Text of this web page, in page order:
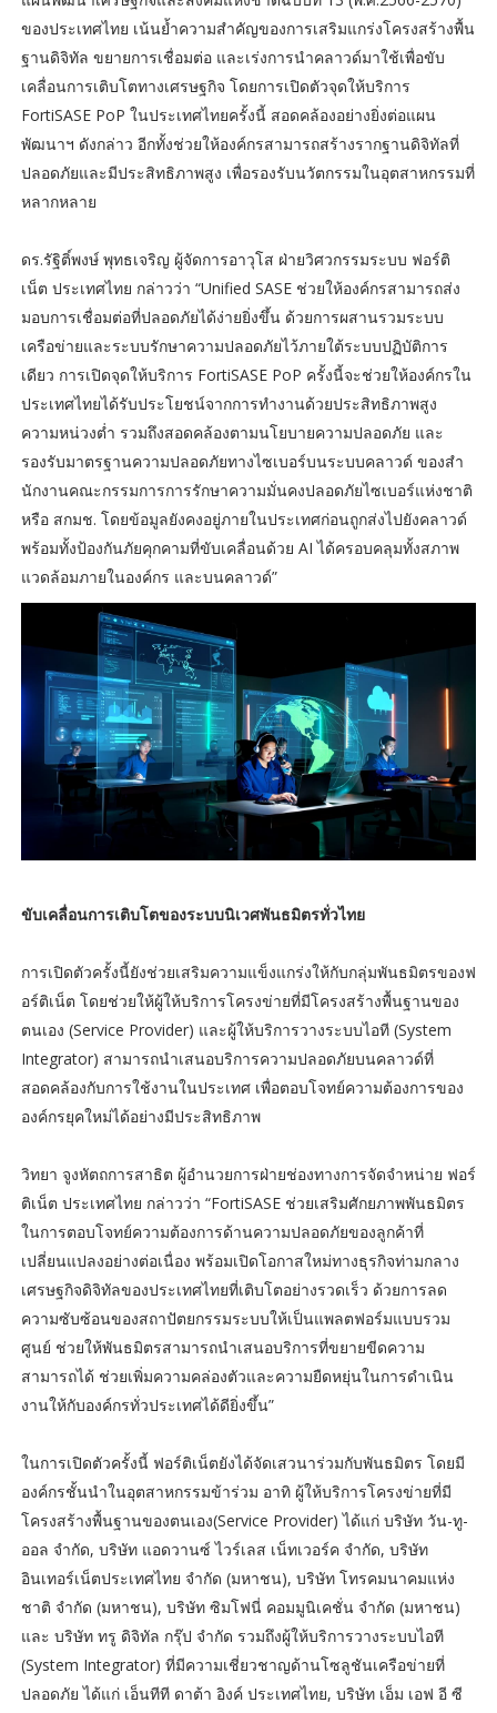
ของประเทศไทย เน้นย้ำความสำคัญของการเสริมแกร่งโครงสร้างพื้น
ฐานดิจิทัล ขยายการเชื่อมต่อ และเร่งการนำคลาวด์มาใช้เพื่อขับ
เคลื่อนการเติบโตทางเศรษฐกิจ โดยการเปิดตัวจุดให้บริการ
FortiSASE PoP ในประเทศไทยครั้งนี้ สอดคล้องอย่างยิ่งต่อแผน
พัฒนาฯ ดังกล่าว อีกทั้งช่วยให้องค์กรสามารถสร้างรากฐานดิจิทัลที่
ปลอดภัยและมีประสิทธิภาพสูง เพื่อรองรับนวัตกรรมในอุตสาหกรรมที่
หลากหลาย
ดร.รัฐิติ์พงษ์ พุทธเจริญ ผู้จัดการอาวุโส ฝ่ายวิศวกรรมระบบ ฟอร์ติ
เน็ต ประเทศไทย กล่าวว่า “Unified SASE ช่วยให้องค์กรสามารถส่ง
มอบการเชื่อมต่อที่ปลอดภัยได้ง่ายยิ่งขึ้น ด้วยการผสานรวมระบบ
เครือข่ายและระบบรักษาความปลอดภัยไว้ภายใต้ระบบปฏิบัติการ
เดียว การเปิดจุดให้บริการ FortiSASE PoP ครั้งนี้จะช่วยให้องค์กรใน
ประเทศไทยได้รับประโยชน์จากการทำงานด้วยประสิทธิภาพสูง
ความหน่วงต่ำ รวมถึงสอดคล้องตามนโยบายความปลอดภัย และ
รองรับมาตรฐานความปลอดภัยทางไซเบอร์บนระบบคลาวด์ ของสํา
นักงานคณะกรรมการการรักษาความมั่นคงปลอดภัยไซเบอร์แห่งชาติ
หรือ สกมช. โดยข้อมูลยังคงอยู่ภายในประเทศก่อนถูกส่งไปยังคลาวด์
พร้อมทั้งป้องกันภัยคุกคามที่ขับเคลื่อนด้วย AI ได้ครอบคลุมทั้งสภาพ
แวดล้อมภายในองค์กร และบนคลาวด์”
ขับเคลื่อนการเติบโตของระบบนิเวศพันธมิตรทั่วไทย
การเปิดตัวครั้งนี้ยังช่วยเสริมความแข็งแกร่งให้กับกลุ่มพันธมิตรของฟ
อร์ติเน็ต โดยช่วยให้ผู้ให้บริการโครงข่ายที่มีโครงสร้างพื้นฐานของ
ตนเอง (Service Provider) และผู้ให้บริการวางระบบไอที (System
Integrator) สามารถนำเสนอบริการความปลอดภัยบนคลาวด์ที่
สอดคล้องกับการใช้งานในประเทศ เพื่อตอบโจทย์ความต้องการของ
องค์กรยุคใหม่ได้อย่างมีประสิทธิภาพ
วิทยา จูงหัตถการสาธิต ผู้อำนวยการฝ่ายช่องทางการจัดจำหน่าย ฟอร์
ติเน็ต ประเทศไทย กล่าวว่า “FortiSASE ช่วยเสริมศักยภาพพันธมิตร
ในการตอบโจทย์ความต้องการด้านความปลอดภัยของลูกค้าที่
เปลี่ยนแปลงอย่างต่อเนื่อง พร้อมเปิดโอกาสใหม่ทางธุรกิจท่ามกลาง
เศรษฐกิจดิจิทัลของประเทศไทยที่เติบโตอย่างรวดเร็ว ด้วยการลด
ความซับซ้อนของสถาปัตยกรรมระบบให้เป็นแพลตฟอร์มแบบรวม
ศูนย์ ช่วยให้พันธมิตรสามารถนำเสนอบริการที่ขยายขีดความ
สามารถได้ ช่วยเพิ่มความคล่องตัวและความยืดหยุ่นในการดำเนิน
งานให้กับองค์กรทั่วประเทศได้ดียิ่งขึ้น”
ในการเปิดตัวครั้งนี้ ฟอร์ติเน็ตยังได้จัดเสวนาร่วมกับพันธมิตร โดยมี
องค์กรชั้นนำในอุตสาหกรรมข้าร่วม อาทิ ผู้ให้บริการโครงข่ายที่มี
โครงสร้างพื้นฐานของตนเอง(Service Provider) ได้แก่ บริษัท วัน-ทู-
ออล จำกัด, บริษัท แอดวานซ์ ไวร์เลส เน็ทเวอร์ค จำกัด, บริษัท
อินเทอร์เน็ตประเทศไทย จำกัด (มหาชน), บริษัท โทรคมนาคมแห่ง
ชาติ จำกัด (มหาชน), บริษัท ซิมโฟนี่ คอมมูนิเคชั่น จำกัด (มหาชน)
และ บริษัท ทรู ดิจิทัล กรุ๊ป จำกัด รวมถึงผู้ให้บริการวางระบบไอที
(System Integrator) ที่มีความเชี่ยวชาญด้านโซลูชันเครือข่ายที่
ปลอดภัย ได้แก่ เอ็นทีที ดาต้า อิงค์ ประเทศไทย, บริษัท เอ็ม เอฟ อี ซี